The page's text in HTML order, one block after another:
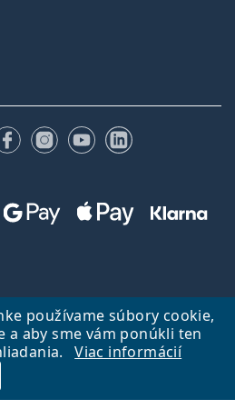
používame súbory cookie,
a aby sme vám ponúkli ten
Viac informácií
FacebookuInstagrame
YouTubeLinkedIn
stránku
spoločnosť Lentiamo s.r.o., Česká